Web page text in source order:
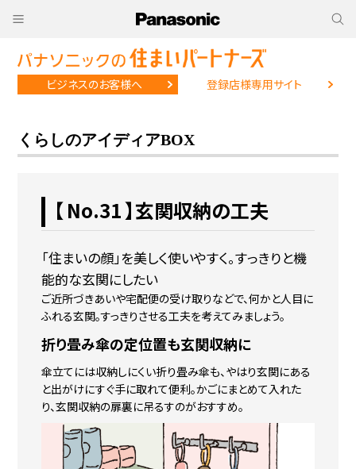
ビジネスのお客様へ 登録店様専用サイト
くらしのアイディアBOX
【 No.31 】玄関収納の工夫
「住まいの顔」を美しく使いやすく。すっきりと機
能的な玄関にしたい
ご近所づきあいや宅配便の受け取りなどで、何かと人目に
ふれる玄関。すっきりさせる工夫を考えてみましょう。
折り畳み傘の定位置も玄関収納に
傘立てには収納しにくい折り畳み傘も、やはり玄関にある
と出がけにすぐ手に取れて便利。かごにまとめて入れた
り、玄関収納の扉裏に吊るすのがおすすめ。